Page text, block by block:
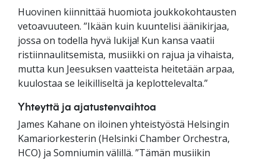
Huovinen kiinnittää huomiota joukkokohtausten
vetoavuuteen. ”Ikään kuin kuuntelisi äänikirjaa,
jossa on todella hyvä lukija! Kun kansa vaatii
ristiinnaulitsemista, musiikki on rajua ja vihaista,
mutta kun Jeesuksen vaatteista heitetään arpaa,
kuulostaa se leikilliseltä ja keplottelevalta.”
Yhteyttä ja ajatustenvaihtoa
James Kahane on iloinen yhteistyöstä Helsingin
Kamariorkesterin (Helsinki Chamber Orchestra,
HCO) ja Somniumin välillä. ”Tämän musiikin